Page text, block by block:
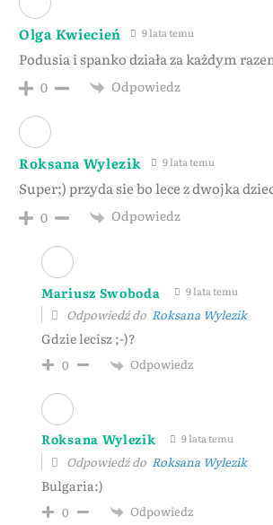
Olga Kwiecień 9 lata temu
Podusia i spanko działa za każdym
0 Odpowiedz
Roksana Wylezik 9 lata temu
Super;) przyda sie bo lece z dwojka
0 Odpowiedz
Mariusz Swoboda 9 lata temu
Odpowiedź do Roksana Wylezik
Gdzie lecisz ;-)?
0 Odpowiedz
Roksana Wylezik 9 lata temu
Odpowiedź do Roksana Wylezik
Bulgaria:)
0 Odpowiedz